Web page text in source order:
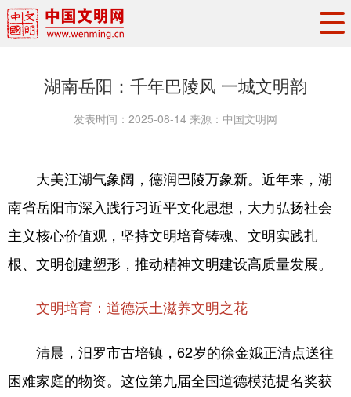
权威发布
资讯联播
地方交流
文明培育
文明实践
文明创建
湖南岳阳：千年巴陵风 一城文明韵
发表时间： 2025-08-14 来源： 中国文明网
大美江湖气象阔，德润巴陵万象新。近年来，湖
南省岳阳市深入践行习近平文化思想，大力弘扬社会
主义核心价值观，坚持文明培育铸魂、文明实践扎
根、文明创建塑形，推动精神文明建设高质量发展。
文明培育：道德沃土滋养文明之花
清晨，汨罗市古培镇，62岁的徐金娥正清点送往
困难家庭的物资。这位第九届全国道德模范提名奖获